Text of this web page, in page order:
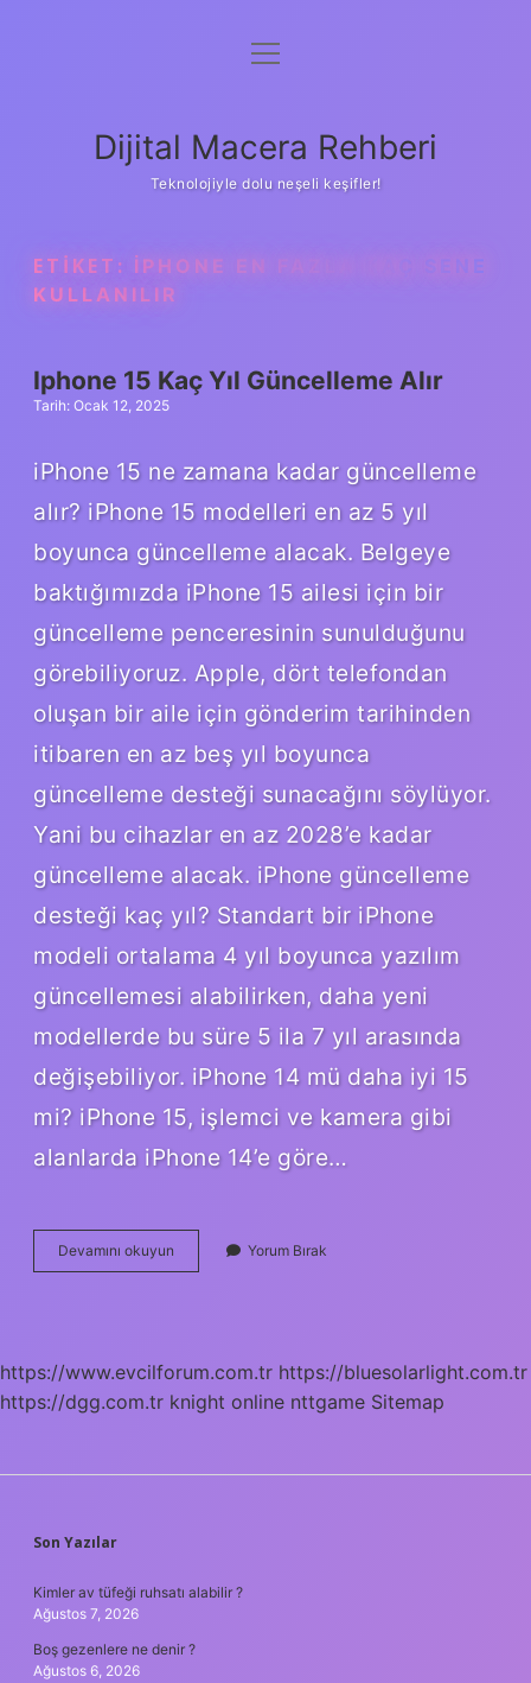
Anasayfa
Yasal Uyarı
menüyü
Dijital Macera Rehberi
Teknolojiyle dolu neşeli keşifler!
ETIKET: IPHONE EN FAZLA KAÇ SENE
KULLANILIR
Iphone 15 Kaç Yıl Güncelleme Alır
Tarih: Ocak 12, 2025
iPhone 15 ne zamana kadar güncelleme
alır? iPhone 15 modelleri en az 5 yıl
boyunca güncelleme alacak. Belgeye
baktığımızda iPhone 15 ailesi için bir
güncelleme penceresinin sunulduğunu
görebiliyoruz. Apple, dört telefondan
oluşan bir aile için gönderim tarihinden
itibaren en az beş yıl boyunca
güncelleme desteği sunacağını söylüyor.
Yani bu cihazlar en az 2028’e kadar
güncelleme alacak. iPhone güncelleme
desteği kaç yıl? Standart bir iPhone
modeli ortalama 4 yıl boyunca yazılım
güncellemesi alabilirken, daha yeni
modellerde bu süre 5 ila 7 yıl arasında
değişebiliyor. iPhone 14 mü daha iyi 15
mi? iPhone 15, işlemci ve kamera gibi
alanlarda iPhone 14’e göre…
Devamını okuyun
15
Yorum Bırak
https://www.evcilforum.com.tr https://bluesolarlight.com.tr
https://dgg.com.tr knight online nttgame Sitemap
SIDEBAR
Son Yazılar
Kimler av tüfeği ruhsatı alabilir ?
Ağustos 7, 2026
Boş gezenlere ne denir ?
Ağustos 6, 2026